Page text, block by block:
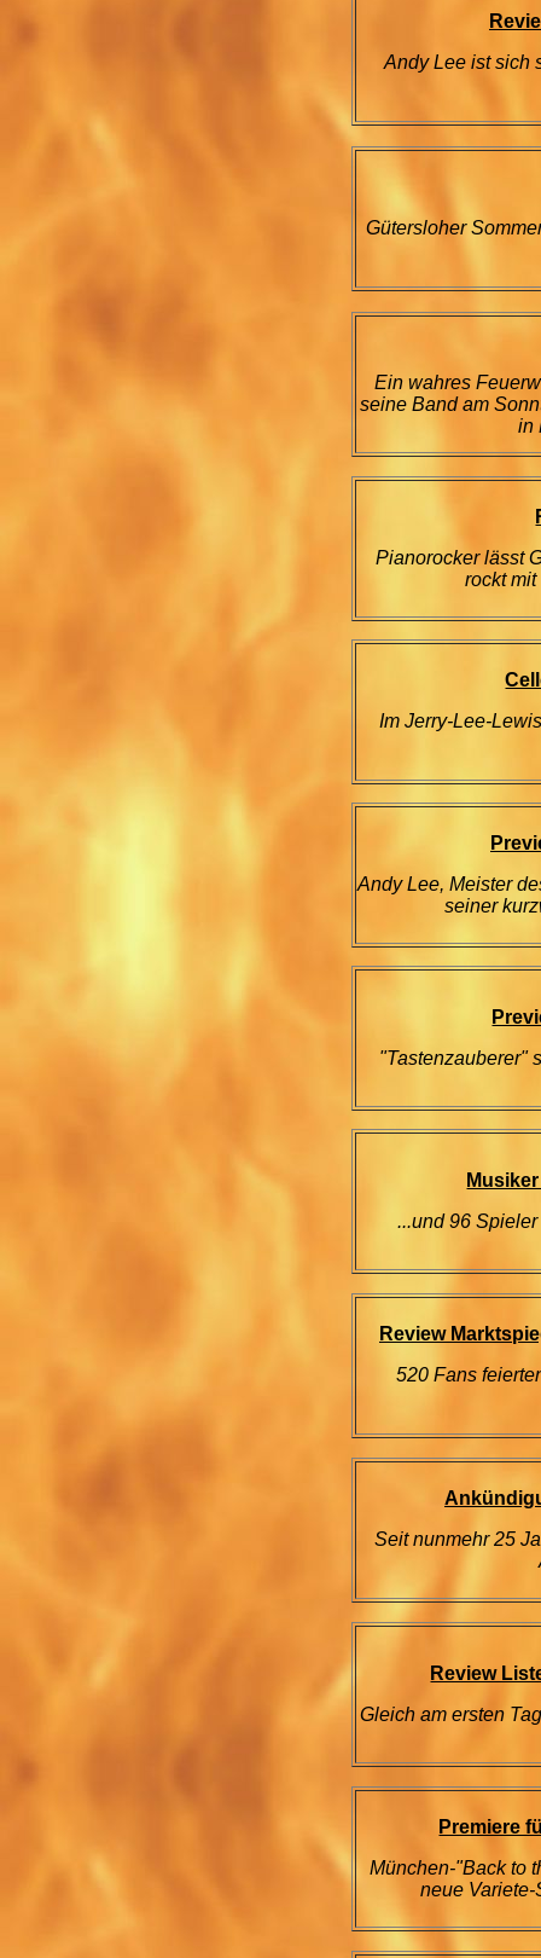
Andy Lee ist sich
Gütersloher
Ein wahres
seine Band am
in
Pianorocker lässt
rockt
Im Jerry-Lee-
Andy Lee, Meister
seiner
"Tastenzauberer"
...und 96
Review
520 Fans
Seit nunmehr 25
Review
Gleich am ersten
Premiere
München-"Back to
neue